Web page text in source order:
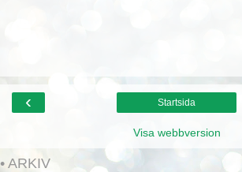
‹ Startsida
Visa webbversion
• ARKIV